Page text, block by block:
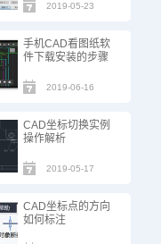
2019-05-23
手机CAD看图纸软
件下载安装的步骤
2019-06-16
CAD坐标切换实例
操作解析
2019-05-17
CAD坐标点的方向
如何标注